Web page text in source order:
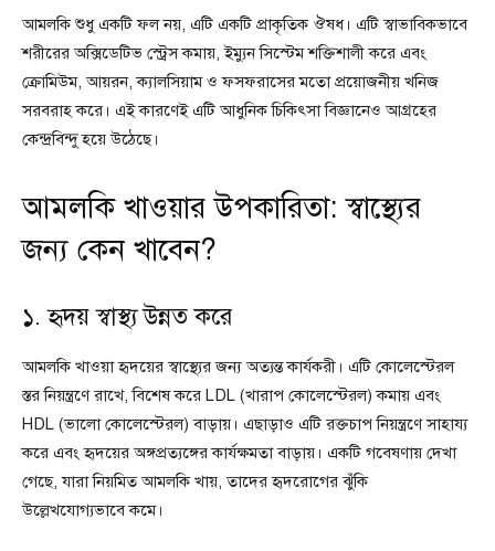
আমলকি শুধু একটি ফল নয়, এটি একটি প্রাকৃতিক ঔষধ। এটি স্বাভাবিকভাবে
শরীরের অক্সিডেটিভ স্ট্রেস কমায়, ইম্যুন সিস্টেম শক্তিশালী করে এবং
ক্রোমিউম, আয়রন, ক্যালসিয়াম ও ফসফরাসের মতো প্রয়োজনীয় খনিজ
সরবরাহ করে। এই কারণেই এটি আধুনিক চিকিৎসা বিজ্ঞানেও আগ্রহের
কেন্দ্রবিন্দু হয়ে উঠেছে।
আমলকি খাওয়ার উপকারিতা: স্বাস্থ্যের
জন্য কেন খাবেন?
১. হৃদয় স্বাস্থ্য উন্নত করে
আমলকি খাওয়া হৃদয়ের স্বাস্থ্যের জন্য অত্যন্ত কার্যকরী। এটি কোলেস্টেরল
স্তর নিয়ন্ত্রণে রাখে, বিশেষ করে LDL (খারাপ কোলেস্টেরল) কমায় এবং
HDL (ভালো কোলেস্টেরল) বাড়ায়। এছাড়াও এটি রক্তচাপ নিয়ন্ত্রণে সাহায্য
করে এবং হৃদয়ের অঙ্গপ্রত্যঙ্গের কার্যক্ষমতা বাড়ায়। একটি গবেষণায় দেখা
গেছে, যারা নিয়মিত আমলকি খায়, তাদের হৃদরোগের ঝুঁকি
উল্লেখযোগ্যভাবে কমে।